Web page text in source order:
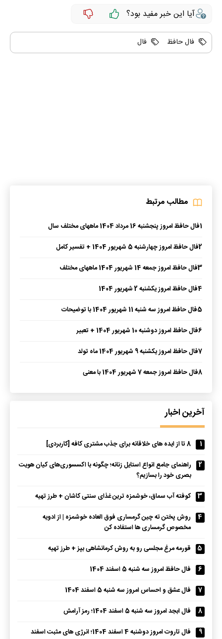
آیا این خبر مفید بود؟
فال حافظ فال
مطالب مرتبط
1فال حافظ امروز پنجشنبه 16 مرداد 1404 ماههای مختلف سال
2فال حافظ امروز چهارشنبه 5 شهریور 1404 + تفسیر کامل
3فال حافظ امروز جمعه 14 شهریور 1404 ماههای مختلف
4فال حافظ امروز یکشنبه 2 شهریور 1404
5فال حافظ امروز سه شنبه 11 شهریور 1404 با توضیحات
6فال حافظ امروز دوشنبه 10 شهریور 1404 + تعبیر
7فال حافظ امروز یکشنبه 9 شهریور 1404 ماه تولد
8فال حافظ امروز جمعه 7 شهریور 1404 با معنی
آخرین اخبار
1
8 تا از ایده های خلاقانه برای جذب مشتری کافه [کاربردی]
2
راهنمای جامع انواع استایل زنانه؛ چگونه با اکسسوری‌های کیان هویت
بصری خود را بسازیم؟
3
کوفته آب سماق، خوشمزه ترین غذای سنتی کاشان + طرز تهیه
4
روش پختن ته چین گرمساری فوق العاده خوشمزه | از ادویه
مخصوص گرمساری ها استفاده کن
5
قورمه مرغ مجلسی رو به روش کرمانشاهی بپز + طرز تهیه
6
فال حافظ امروز سه شنبه 5 اسفند 1404
7
فال عشق و احساس امروز سه شنبه 5 اسفند 1404
8
فال ابجد امروز سه شنبه 5 اسفند 1404؛ رمز آرامش
9
فال تاروت امروز دوشنبه 4 اسفند 1404؛ انرژی های مثبت اسفند